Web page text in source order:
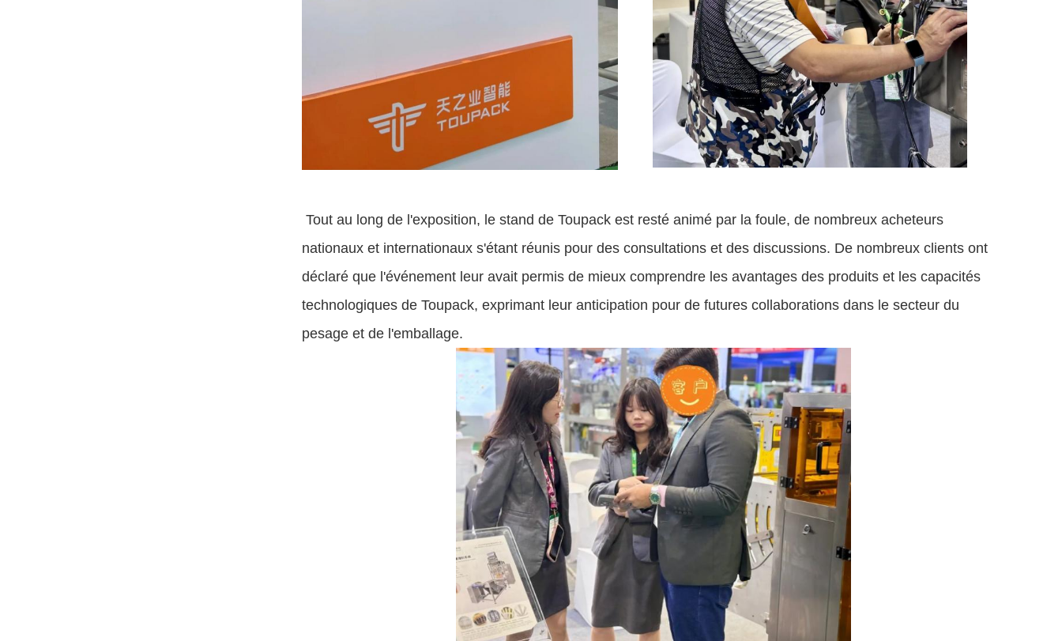
Tout au long de l'exposition, le stand de Toupack est resté animé par la foule, de nombreux acheteurs
nationaux et internationaux s'étant réunis pour des consultations et des discussions. De nombreux clients ont
déclaré que l'événement leur avait permis de mieux comprendre les avantages des produits et les capacités
technologiques de Toupack, exprimant leur anticipation pour de futures collaborations dans le secteur du
pesage et de l'emballage.